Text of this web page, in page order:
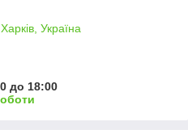
Україна
до 18:00